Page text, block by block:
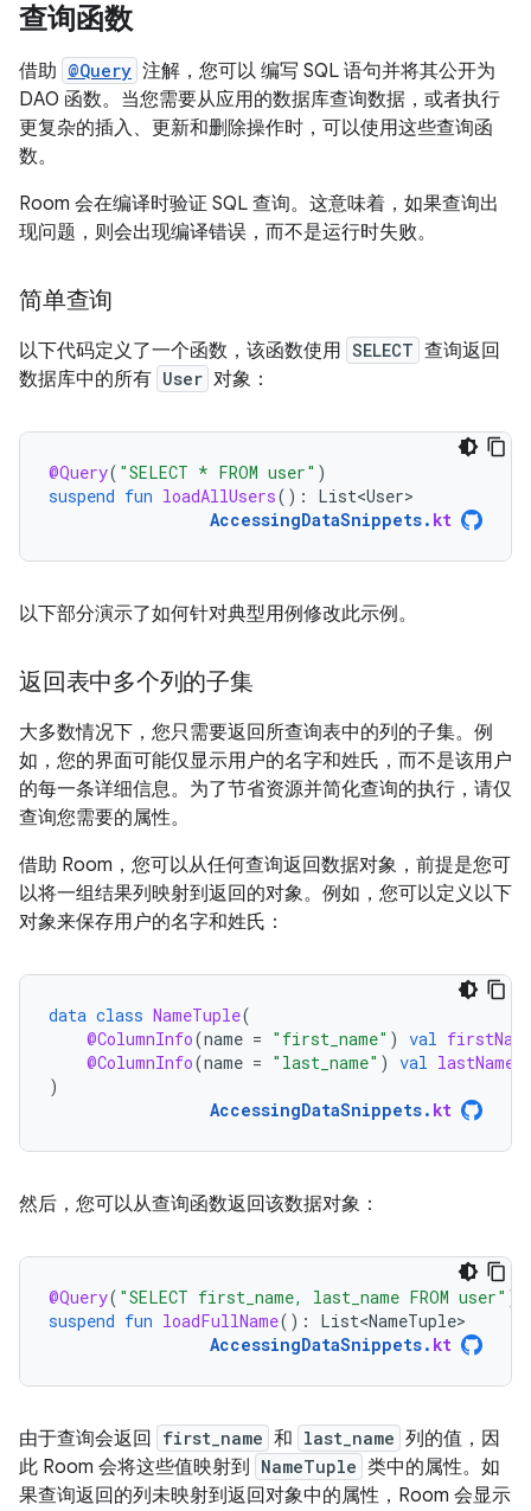
查询函数
借助 @Query 注解，您可以 编写 SQL 语句并将其公开为
DAO 函数。当您需要从应用的数据库查询数据，或者执行
更复杂的插入、更新和删除操作时，可以使用这些查询函
数。
Room 会在编译时验证 SQL 查询。这意味着，如果查询出
现问题，则会出现编译错误，而不是运行时失败。
简单查询
以下代码定义了一个函数，该函数使用 SELECT 查询返回
数据库中的所有 User 对象：
@Query( "SELECT * FROM user" )
suspend fun loadAllUsers():
List<User>
AccessingDataSnippets. kt
以下部分演示了如何针对典型用例修改此示例。
返回表中多个列的子集
大多数情况下，您只需要返回所查询表中的列的子集。例
如，您的界面可能仅显示用户的名字和姓氏，而不是该用户
的每一条详细信息。为了节省资源并简化查询的执行，请仅
查询您需要的属性。
借助 Room，您可以从任何查询返回数据对象，前提是您可
以将一组结果列映射到返回的对象。例如，您可以定义以下
对象来保存用户的名字和姓氏：
data class NameTuple(
@ColumnInfo(name = "first_name" ) val
@ColumnInfo(name = "last_name" ) val lastName
)
AccessingDataSnippets. kt
然后，您可以从查询函数返回该数据对象：
@Query( "SELECT first_name, last_name FROM user" )
suspend fun loadFullName():
List<NameTuple>
AccessingDataSnippets. kt
由于查询会返回 first_name 和 last_name 列的值，因
此 Room 会将这些值映射到
NameTuple 类中的属性。如
果查询返回的列未映射到返回对象中的属性，Room 会显示